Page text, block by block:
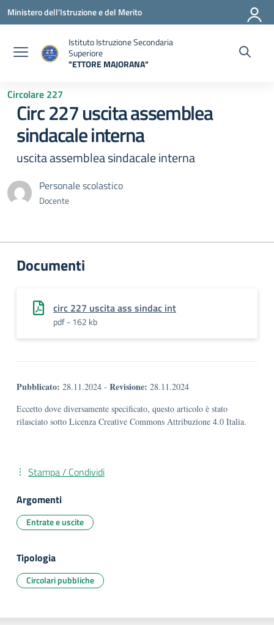
Vai ai contenuti
Vai al menu di navigazione
Vai al footer
Ministero dell'Istruzione e del Merito
Istituto Istruzione Secondaria
Superiore
"ETTORE MAJORANA"
Circolare 227
Circ 227 uscita assemblea
sindacale interna
uscita assemblea sindacale interna
Personale scolastico
Docente
Documenti
circ 227 uscita ass sindac int
pdf - 162 kb
Pubblicato: 28.11.2024 - Revisione: 28.11.2024
Eccetto dove diversamente specificato, questo articolo è stato
rilasciato sotto Licenza Creative Commons Attribuzione 4.0 Italia.
Stampa / Condividi
Argomenti
Entrate e uscite
Tipologia
Circolari pubbliche